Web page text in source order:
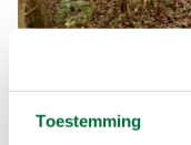
Toestemming